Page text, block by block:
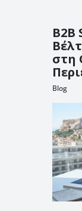
B2B
στη
Blog